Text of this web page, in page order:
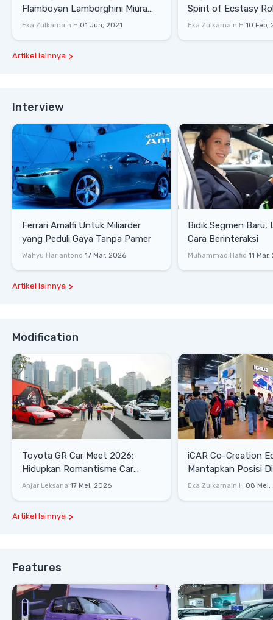
Flamboyan Lamborghini Miura
P400 S
Eka Zulkarnain H 01 Jun, 2021
Spirit of Ecstasy
Eka Zulkarnain H 10 Feb,
Artikel lainnya
Interview
Ferrari Amalfi Untuk Miliarder
yang Peduli Gaya Tanpa Pamer
Wahyu Hariantono 17 Mar, 2026
Bidik Segmen Baru,
Cara Berinteraksi
Muhammad Hafid 11
Artikel lainnya
Modification
Toyota GR Car Meet 2026:
Hidupkan Romantisme Car
Culture Era 90-an
Anjar Leksana 17 Mei, 2026
iCAR Co-Creation
Mantapkan Posisi
Gaya Hidup
Eka Zulkarnain H 08 Mei,
Artikel lainnya
Features